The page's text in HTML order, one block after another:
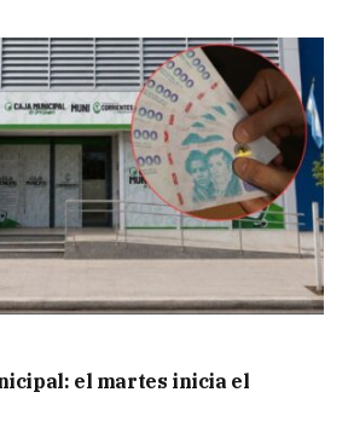
el martes inicia el